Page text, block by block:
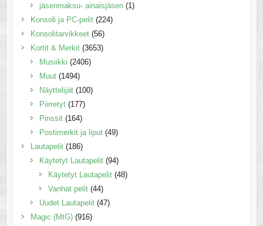
jäsenmaksu- ainaisjäsen (1)
Konsoli ja PC-pelit (224)
Konsolitarvikkeet (56)
Kortit & Merkit (3653)
Musiikki (2406)
Muut (1494)
Näyttelijät (100)
Piirretyt (177)
Pinssit (164)
Postimerkit ja liput (49)
Lautapelit (186)
Käytetyt Lautapelit (94)
Käytetyt Lautapelit (48)
Vanhat pelit (44)
Uudet Lautapelit (47)
Magic (MtG) (916)